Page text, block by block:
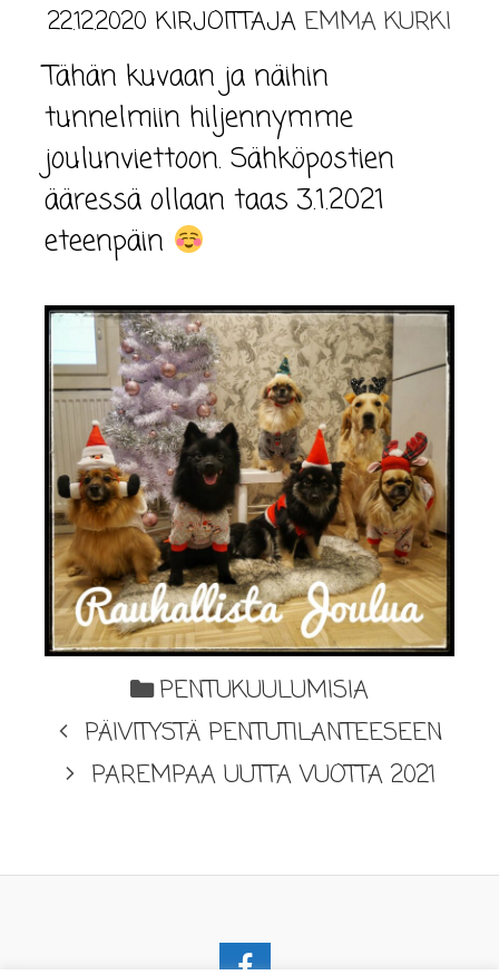
22.12.2020 KIRJOITTAJA EMMA KURKI
Tähän kuvaan ja näihin
tunnelmiin hiljennymme
joulunviettoon. Sähköpostien
ääressä ollaan taas 3.1.2021
eteenpäin
PENTUKUULUMISIA
PÄIVITYSTÄ PENTUTILANTEESEEN
PAREMPAA UUTTA VUOTTA 2021